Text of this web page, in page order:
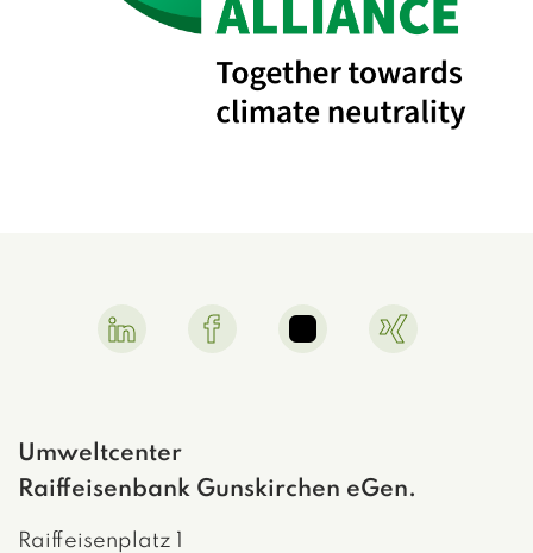
Umweltcenter
Raiffeisenbank Gunskirchen eGen.
Raiffeisenplatz 1